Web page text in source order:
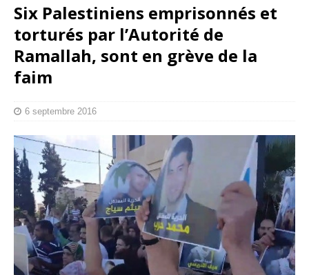
Six Palestiniens emprisonnés et
torturés par l’Autorité de
Ramallah, sont en grève de la
faim
6 septembre 2016